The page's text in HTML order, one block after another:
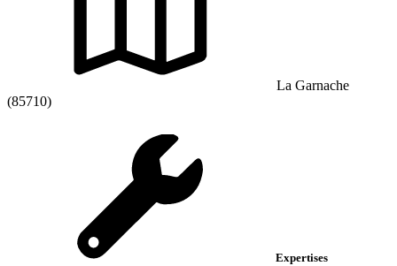
La Garnache
(85710)
Expertises